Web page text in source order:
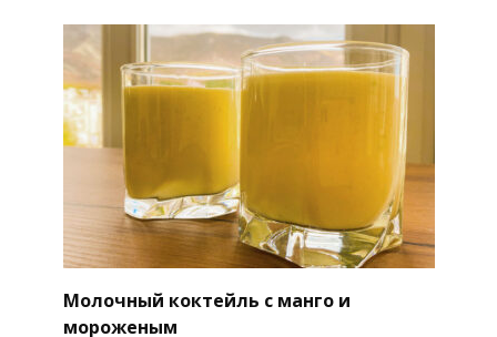
Молочный коктейль с манго и
мороженым